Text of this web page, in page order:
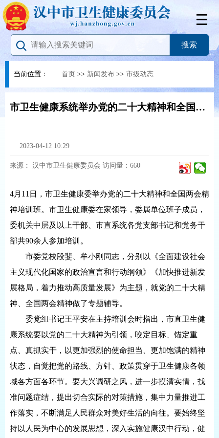
当前位置： 首页 >> 新闻发布 >> 市级动态
市卫生健康系统举办党的二十大精神和全国两会精神培训班
2023-04-12 10:29
来源： 汉中市卫生健康委员会 访问量： 660
4月11日，市卫生健康委举办党的二十大精神和全国两会精
神培训班。市卫生健康委在家领导，委属单位班子成员，
委机关中层及以上干部、市直系统各党支部书记和党务干
部共90余人参加培训。
市委党校段斐、牟小刚同志，分别以《全面建设社会
主义现代化国家的政治宣言和行动纲领》《加快推进新发
展格局，着力推动高质量发展》为主题，就党的二十大精
神、全国两会精神做了专题辅导。
委党组书记王平安在主持培训会时指出，市直卫生健
康系统要以党的二十大精神为引领，咬定目标、锚定重
点、真抓实干，以更加强烈的使命担当、更加饱满的精神
状态，自觉把党的路线、方针、政策贯穿于卫生健康各领
域各方面各环节。要大兴调研之风，进一步摸清实情，找
准问题症结，提出切合实际的对策措施，集中力量推进工
作落实，不断满足人民群众对美好生活的向往。要始终坚
持以人民为中心的发展思想，深入实施健康汉中行动，健